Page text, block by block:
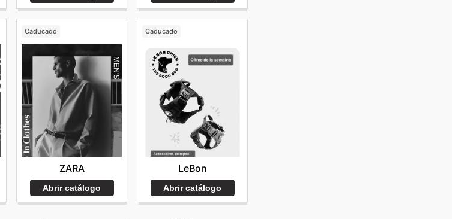
Caducado
ZARA
Abrir catálogo
Caducado
LeBon
Abrir catálogo